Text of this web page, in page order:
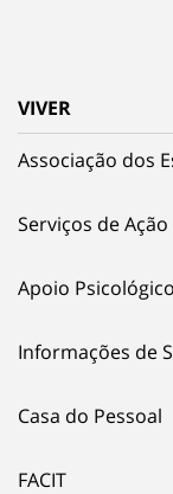
VIVER
Associação dos
Serviços de Ação
Apoio Psicológico
Informações de
Casa do Pessoal
FACIT